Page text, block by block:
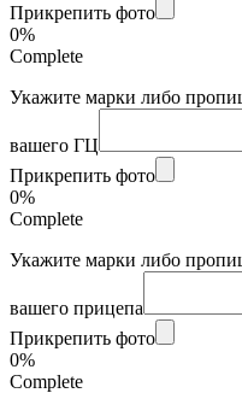
Прикрепить фото
0%
Complete
Укажите марки либо
вашего ГЦ
Прикрепить фото
0%
Complete
Укажите марки либо
вашего прицепа
Прикрепить фото
0%
Complete